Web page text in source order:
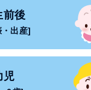
前後
出産]
児